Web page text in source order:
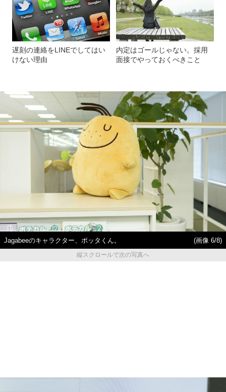
遅刻の連絡をLINEでしてはい
けない理由
内定はゴールじゃない。採用
面接でやっておくべきこと
Jagabeeのキャラクター、ポッタくん。
(画像 6/8)
縦スクロールで次の写真へ